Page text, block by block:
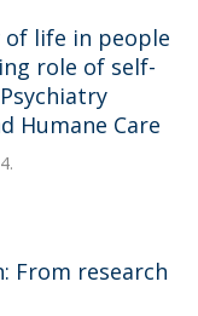
life in people
role of self-
Humane Care
From research